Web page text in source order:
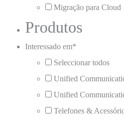
Migração para Cloud
Produtos
Interessado em*
Seleccionar todos
Unified
Unified
Telefones &